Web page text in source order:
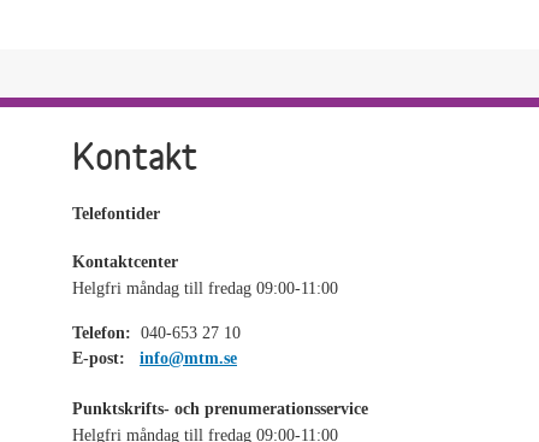
Kontakt
Telefontider
Kontaktcenter
Helgfri måndag till fredag 09:00-11:00
Telefon: 040-653 27 10
E-post:
info@mtm.se
Punktskrifts- och prenumerationsservice
Helgfri måndag till fredag 09:00-11:00